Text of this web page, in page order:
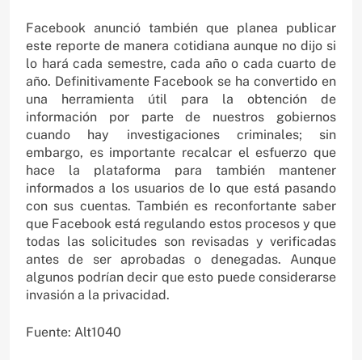
Facebook anunció también que planea publicar
este reporte de manera cotidiana aunque no dijo si
lo hará cada semestre, cada año o cada cuarto de
año. Definitivamente Facebook se ha convertido en
una herramienta útil para la obtención de
información por parte de nuestros gobiernos
cuando hay investigaciones criminales; sin
embargo, es importante recalcar el esfuerzo que
hace la plataforma para también mantener
informados a los usuarios de lo que está pasando
con sus cuentas. También es reconfortante saber
que Facebook está regulando estos procesos y que
todas las solicitudes son revisadas y verificadas
antes de ser aprobadas o denegadas. Aunque
algunos podrían decir que esto puede considerarse
invasión a la privacidad.
Fuente: Alt1040